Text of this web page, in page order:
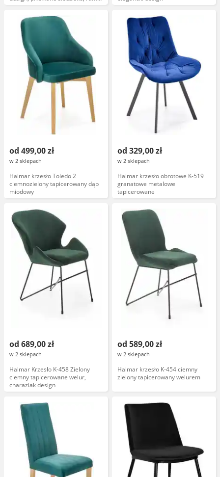
z drewna, styl glamour
od 499,00 zł
w 2 sklepach
Halmar krzesło Toledo 2
ciemnozielony tapicerowany dąb
miodowy
od 329,00 zł
w 2 sklepach
Halmar krzesło obrotowe K-519
granatowe metalowe
tapicerowane
od 689,00 zł
w 2 sklepach
Halmar Krzesło K-458 Zielony
ciemny tapicerowane welur,
charaziak design
od 589,00 zł
w 2 sklepach
Halmar krzesło K-454 ciemny
zielony tapicerowany welurem